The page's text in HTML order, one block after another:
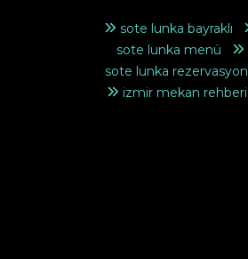
sote lunka bayraklı
sote lunka menü
sote lunka rezervasyon
izmir mekan rehberi